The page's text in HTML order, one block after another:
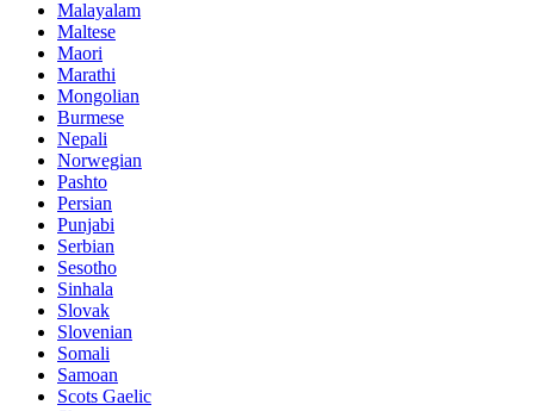
Malayalam
Maltese
Maori
Marathi
Mongolian
Burmese
Nepali
Norwegian
Pashto
Persian
Punjabi
Serbian
Sesotho
Sinhala
Slovak
Slovenian
Somali
Samoan
Scots Gaelic